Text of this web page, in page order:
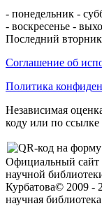
- понедельник -
- воскресенье -
Последний
Соглашение об
Политика
Независимая
коду или по
Официальный сайт
научной
Курбатова© 2009 -
научная